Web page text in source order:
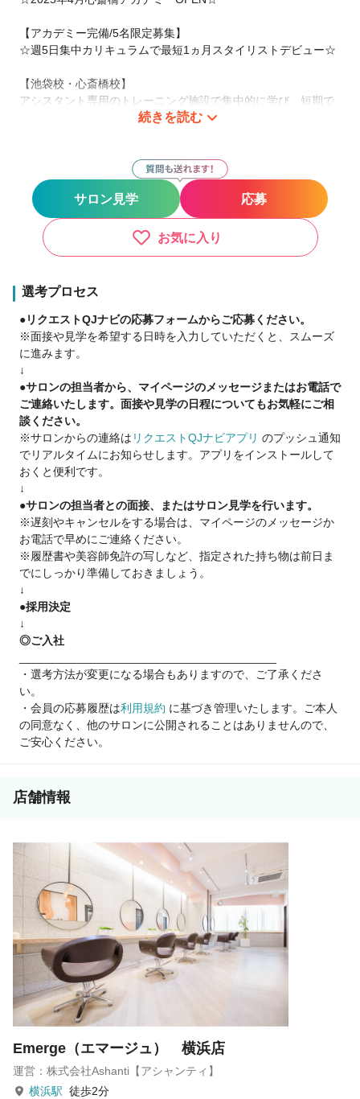
【アカデミー完備/5名限定募集】
☆週5日集中カリキュラムで最短1ヵ月スタイリストデビュー☆
【池袋校・心斎橋校】
アシスタント専用のトレーニング施設で集中的に学び、短期で
技術を習得可能なことから毎年大好評♪
“お給料をもらいながら”最短1ヵ月でスタイリストを目指せま
す！
※新卒・中途どちらでもOK
▽給与
▽勤務時間
10:00~19:00/週５アカデミー（池袋校・心斎橋校）にてレッス
ン
サロンワークなどもないため集中して練習できます♪
▽休日
完全週休2日
夏季/冬季休暇有
残業なし/営業時間内練習
▽待遇
社会保険完備
年次有給休暇
交通費支給
▽アカデミー制度
モデルハント不要
モデル入客営業時間内に可能
リアルなアカデミーの講義の様子が見れます
Instagramアカウント→ashanti_group_recruit
続きを読む
サロン見学 応募
お気に入り
選考プロセス
●リクエストQJナビの応募フォームからご応募ください。
※面接や見学を希望する日時を入力していただくと、スムーズ
に進みます。
↓
●サロンの担当者から、マイページのメッセージまたはお電話で
ご連絡いたします。面接や見学の日程についてもお気軽にご相
談ください。
※サロンからの連絡は リクエストQJナビアプリ のプッシュ通知
でリアルタイムにお知らせします。アプリをインストールして
おくと便利です。
↓
●サロンの担当者との面接、またはサロン見学を行います。
※遅刻やキャンセルをする場合は、マイページのメッセージか
お電話で早めにご連絡ください。
※履歴書や美容師免許の写しなど、指定された持ち物は前日ま
でにしっかり準備しておきましょう。
↓
●採用決定
↓
◎ご入社
・選考方法が変更になる場合もありますので、ご了承くださ
い。
・会員の応募履歴は利用規約 に基づき管理いたします。ご本人
の同意なく、他のサロンに公開されることはありませんので、
ご安心ください。
店舗情報
Emerge（エマージュ） 横浜店
運営：株式会社Ashanti【アシャンティ】
横浜駅 徒歩2分